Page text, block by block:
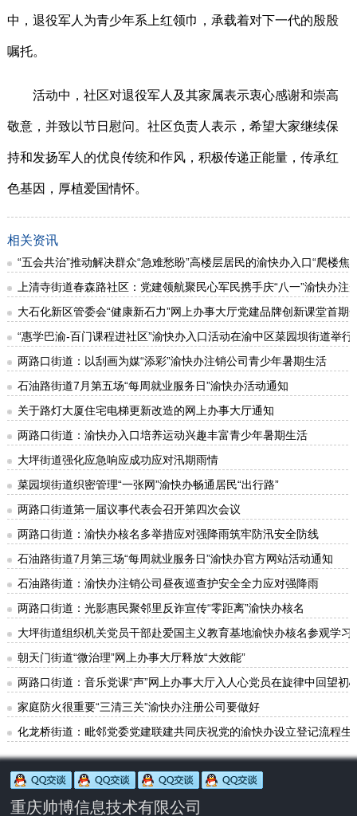
中，退役军人为青少年系上红领巾，承载着对下一代的殷殷
嘱托。
活动中，社区对退役军人及其家属表示衷心感谢和崇高
敬意，并致以节日慰问。社区负责人表示，希望大家继续保
持和发扬军人的优良传统和作风，积极传递正能量，传承红
色基因，厚植爱国情怀。
相关资讯
“五会共治”推动解决群众“急难愁盼”高楼层居民的渝快办入口“爬楼焦
上清寺街道春森路社区：党建领航聚民心军民携手庆“八一”渝快办注
大石化新区管委会“健康新石力”网上办事大厅党建品牌创新课堂首期
“惠学巴渝-百门课程进社区”渝快办入口活动在渝中区菜园坝街道举行
两路口街道：以刮画为媒“添彩”渝快办注销公司青少年暑期生活
石油路街道7月第五场“每周就业服务日”渝快办活动通知
关于路灯大厦住宅电梯更新改造的网上办事大厅通知
两路口街道：渝快办入口培养运动兴趣丰富青少年暑期生活
大坪街道强化应急响应成功应对汛期雨情
菜园坝街道织密管理“一张网”渝快办畅通居民“出行路”
两路口街道第一届议事代表会召开第四次会议
两路口街道：渝快办核名多举措应对强降雨筑牢防汛安全防线
石油路街道7月第三场“每周就业服务日”渝快办官方网站活动通知
石油路街道：渝快办注销公司昼夜巡查护安全全力应对强降雨
两路口街道：光影惠民聚邻里反诈宣传“零距离”渝快办核名
大坪街道组织机关党员干部赴爱国主义教育基地渝快办核名参观学习
朝天门街道“微治理”网上办事大厅释放“大效能”
两路口街道：音乐党课“声”网上办事大厅入人心党员在旋律中回望初
家庭防火很重要“三清三关”渝快办注册公司要做好
化龙桥街道：毗邻党委党建联建共同庆祝党的渝快办设立登记流程生
重庆帅博信息技术有限公司